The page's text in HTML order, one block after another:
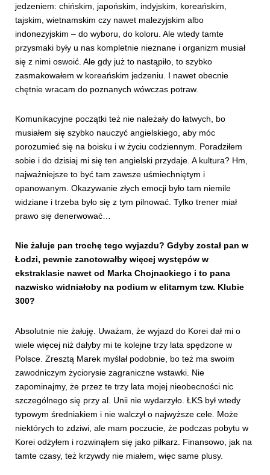
jedzeniem: chińskim, japońskim, indyjskim, koreańskim,
tajskim, wietnamskim czy nawet malezyjskim albo
indonezyjskim – do wyboru, do koloru. Ale wtedy tamte
przysmaki były u nas kompletnie nieznane i organizm musiał
się z nimi oswoić. Ale gdy już to nastąpiło, to szybko
zasmakowałem w koreańskim jedzeniu. I nawet obecnie
chętnie wracam do poznanych wówczas potraw.
Komunikacyjne początki też nie należały do łatwych, bo
musiałem się szybko nauczyć angielskiego, aby móc
porozumieć się na boisku i w życiu codziennym. Poradziłem
sobie i do dzisiaj mi się ten angielski przydaje. A kultura? Hm,
najważniejsze to być tam zawsze uśmiechniętym i
opanowanym. Okazywanie złych emocji było tam niemile
widziane i trzeba było się z tym pilnować. Tylko trener miał
prawo się denerwować…
Nie żałuje pan trochę tego wyjazdu? Gdyby został pan w
Łodzi, pewnie zanotowałby więcej występów w
ekstraklasie nawet od Marka Chojnackiego i to pana
nazwisko widniałoby na podium w elitarnym tzw. Klubie
300?
Absolutnie nie żałuję. Uważam, że wyjazd do Korei dał mi o
wiele więcej niż dałyby mi te kolejne trzy lata spędzone w
Polsce. Zresztą Marek myślał podobnie, bo też ma swoim
zawodniczym życiorysie zagraniczne wstawki. Nie
zapominajmy, że przez te trzy lata mojej nieobecności nic
szczególnego się przy al. Unii nie wydarzyło. ŁKS był wtedy
typowym średniakiem i nie walczył o najwyższe cele. Może
niektórych to zdziwi, ale mam poczucie, że podczas pobytu w
Korei odżyłem i rozwinąłem się jako piłkarz. Finansowo, jak na
tamte czasy, też krzywdy nie miałem, więc same plusy.